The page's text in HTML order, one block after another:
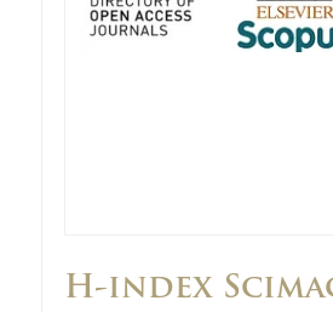
H-index